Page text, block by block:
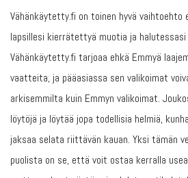
Vähänkäytetty.fi on toinen hyvä
lapsillesi kierrätettyä muotia ja
Vähänkäytetty.fi tarjoaa ehkä Emmyä
vaatteita, ja pääasiassa sen valikoimat
arkisemmilta kuin Emmyn valikoimat.
löytöjä ja löytää jopa todellisia helmiä,
jaksaa selata riittävän kauan. Yksi tämän
puolista on se, että voit ostaa kerralla